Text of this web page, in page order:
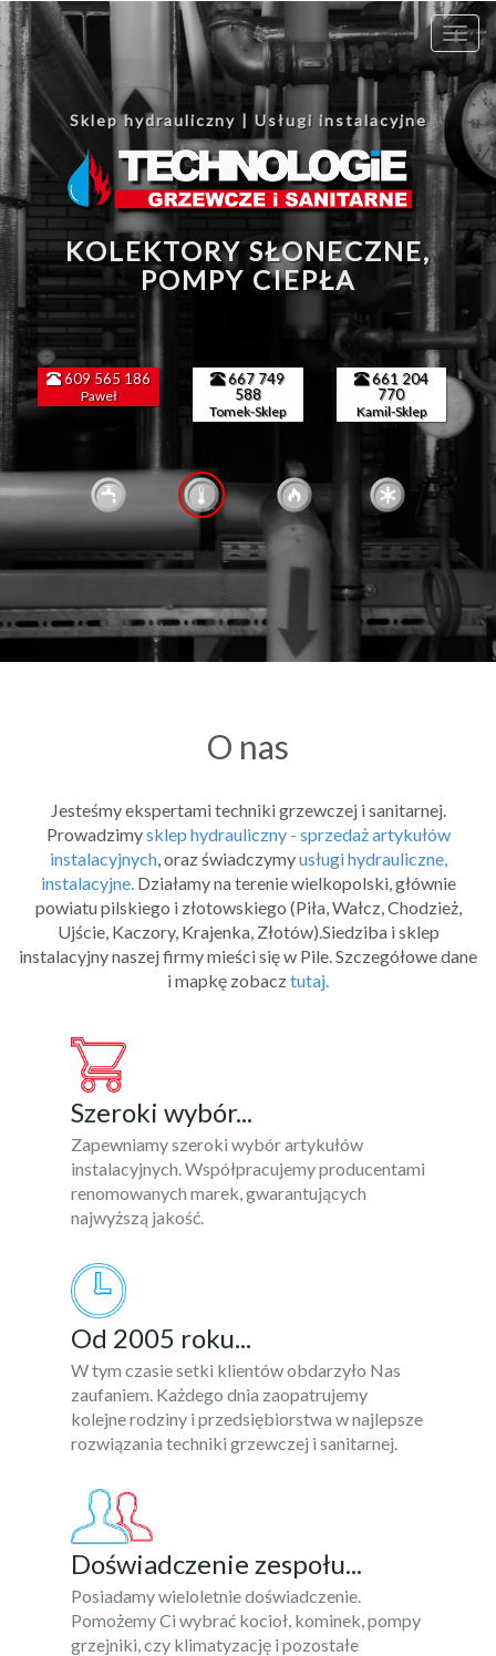
Sklep hydrauliczny | Usługi instalacyjne
KOLEKTORY SŁONECZNE,
POMPY CIEPŁA
609 565 186
Paweł
667 749
588
Tomek-Sklep
661 204
770
Kamil-Sklep
O nas
Jesteśmy ekspertami techniki grzewczej i sanitarnej.
Prowadzimysklep hydrauliczny - sprzedaż artykułów
instalacyjnych, oraz świadczymyusługi hydrauliczne,
instalacyjne.Działamy na terenie wielkopolski, głównie
powiatu pilskiego i złotowskiego (Piła, Wałcz, Chodzież,
Ujście, Kaczory, Krajenka, Złotów).Siedziba i sklep
instalacyjny naszej firmy mieści się w Pile. Szczegółowe dane
i mapkę zobacztutaj.
Szeroki wybór...
Zapewniamy szeroki wybór artykułów
instalacyjnych. Współpracujemy producentami
renomowanych marek, gwarantujących
najwyższą jakość.
Od 2005 roku...
W tym czasie setki klientów obdarzyło Nas
zaufaniem. Każdego dnia zaopatrujemy
kolejne rodziny i przedsiębiorstwa w najlepsze
rozwiązania techniki grzewczej i sanitarnej.
Doświadczenie zespołu...
Posiadamy wieloletnie doświadczenie.
Pomożemy Ci wybrać kocioł, kominek, pompy
grzejniki, czy klimatyzację i pozostałe